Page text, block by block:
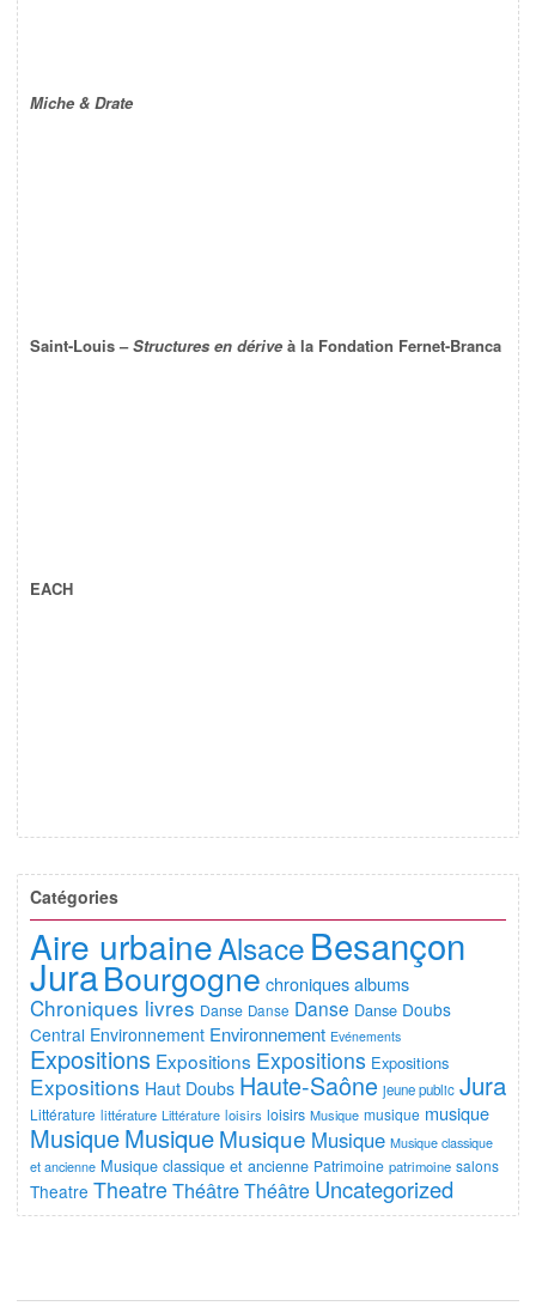
Miche & Drate
Saint-Louis –Structures en dérive à la Fondation Fernet-Branca
EACH
Catégories
Aire urbaineAlsace Besançon
JuraBourgogne chroniques albums
Chroniques livres Danse Danse Danse Danse Doubs
Central Environnement Environnement Evénements
Expositions Expositions Expositions Expositions
Expositions Haut Doubs Haute-Saône jeune public Jura
Littérature littérature Littérature loisirs loisirs Musique musique musique
MusiqueMusiqueMusique Musique Musique classique
et ancienne Musique classique et ancienne Patrimoine patrimoine salons
Theatre Theatre ThéâtreThéâtre Uncategorized